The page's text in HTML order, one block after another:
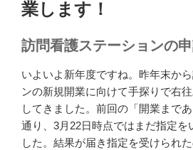
業します！
訪問看護ステーションの
いよいよ新年度ですね。昨年末か
ンの新規開業に向けて手探りで右
してきました。前回の「開業まで
通り、3月22日時点ではまだ指定を
した。結果が届き指定を受けられ